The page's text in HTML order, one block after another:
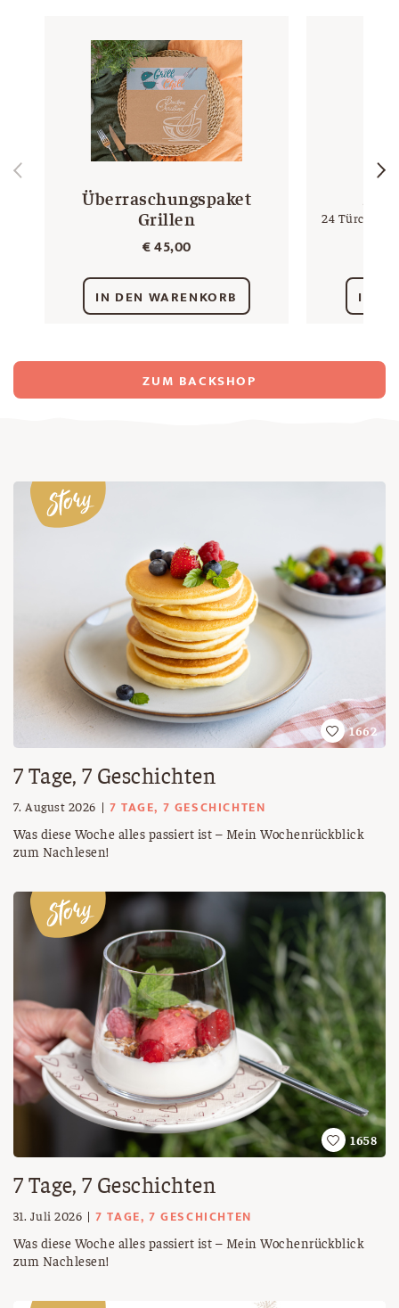
Überraschungspaket
Grillen
€45,00
IN DEN WARENKORB
24 Türchen,
IN
ZUM BACKSHOP
1662
7 Tage, 7 Geschichten
7. August 2026 7 TAGE, 7 GESCHICHTEN
Was diese Woche alles passiert ist – Mein Wochenrückblick
zum Nachlesen!
1658
7 Tage, 7 Geschichten
31. Juli 2026 7 TAGE, 7 GESCHICHTEN
Was diese Woche alles passiert ist – Mein Wochenrückblick
zum Nachlesen!